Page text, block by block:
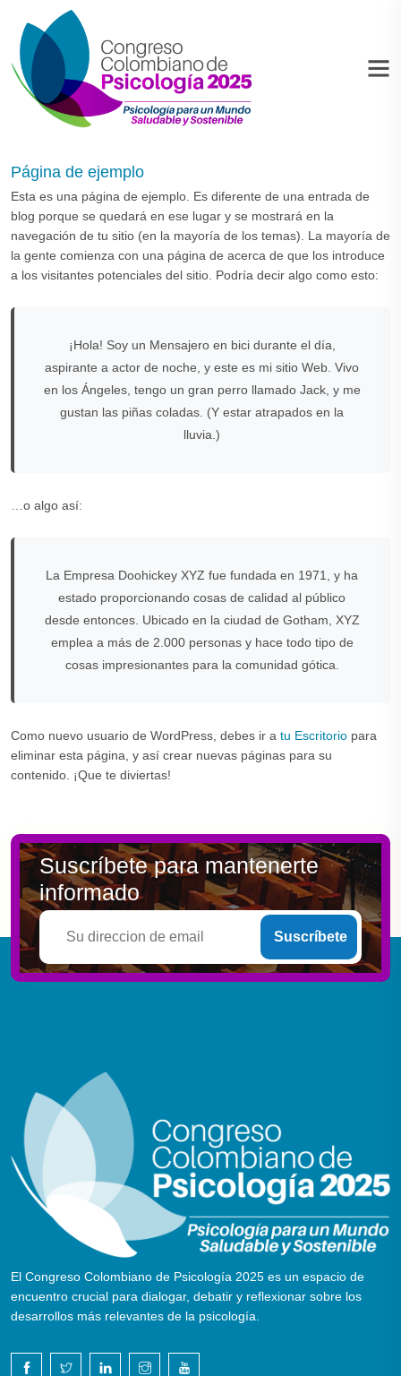
Página de ejemplo
Esta es una página de ejemplo. Es diferente de una entrada de
blog porque se quedará en ese lugar y se mostrará en la
navegación de tu sitio (en la mayoría de los temas). La mayoría de
la gente comienza con una página de acerca de que los introduce
a los visitantes potenciales del sitio. Podría decir algo como esto:
¡Hola! Soy un Mensajero en bici durante el día,
aspirante a actor de noche, y este es mi sitio Web. Vivo
en los Ángeles, tengo un gran perro llamado Jack, y me
gustan las piñas coladas. (Y estar atrapados en la
lluvia.)
…o algo así:
La Empresa Doohickey XYZ fue fundada en 1971, y ha
estado proporcionando cosas de calidad al público
desde entonces. Ubicado en la ciudad de Gotham, XYZ
emplea a más de 2.000 personas y hace todo tipo de
cosas impresionantes para la comunidad gótica.
Como nuevo usuario de WordPress, debes ir a tu Escritorio para
eliminar esta página, y así crear nuevas páginas para su
contenido. ¡Que te diviertas!
Suscríbete para mantenerte
informado
Suscríbete
El Congreso Colombiano de Psicología 2025 es un espacio de
encuentro crucial para dialogar, debatir y reflexionar sobre los
desarrollos más relevantes de la psicología.